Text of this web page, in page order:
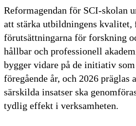
Reformagendan för SCI-skolan
att stärka utbildningens kvalitet,
förutsättningarna för forskning
hållbar och professionell
bygger vidare på de initiativ
föregående år, och 2026 präglas
särskilda insatser ska
tydlig effekt i verksamheten.